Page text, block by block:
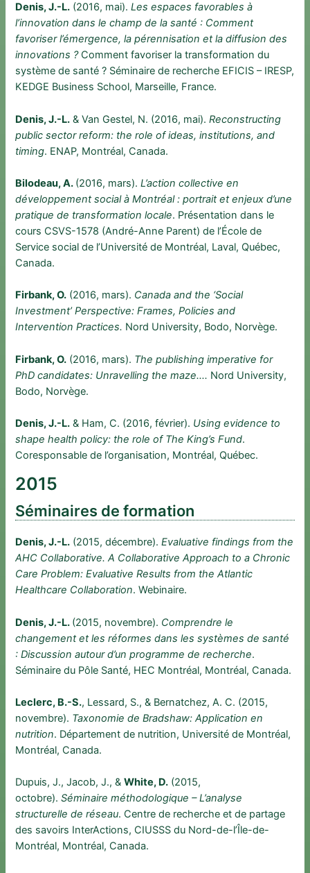
Denis, J.-L. (2016, mai).Les espaces favorables à
l’innovation dans le champ de la santé : Comment
favoriser l’émergence, la pérennisation et la diffusion des
innovations ?Comment favoriser la transformation du
système de santé ? Séminaire de recherche EFICIS – IRESP,
KEDGE Business School, Marseille, France.
Denis, J.-L. & Van Gestel, N. (2016, mai).Reconstructing
public sector reform: the role of ideas, institutions, and
timing. ENAP, Montréal, Canada.
Bilodeau, A. (2016, mars).L’action collective en
développement social à Montréal : portrait et enjeux d’une
pratique de transformation locale. Présentation dans le
cours CSVS-1578 (André-Anne Parent) de l’École de
Service social de l’Université de Montréal, Laval, Québec,
Canada.
Firbank, O. (2016, mars). Canada and the ‘Social
Investment’ Perspective: Frames, Policies and
Intervention Practices. Nord University, Bodo, Norvège.
Firbank, O. (2016, mars). The publishing imperative for
PhD candidates: Unravelling the maze…. Nord University,
Bodo, Norvège.
Denis, J.-L. & Ham, C. (2016, février). Using evidence to
shape health policy: the role of The King’s Fund.
Coresponsable de l’organisation, Montréal, Québec.
2015
Séminaires de formation
Denis, J.-L. (2015, décembre).Evaluative findings from the
AHC Collaborative. A Collaborative Approach to a Chronic
Care Problem: Evaluative Results from the Atlantic
Healthcare Collaboration. Webinaire.
Denis, J.-L. (2015, novembre). Comprendre le
changement et les réformes dans les systèmes de santé
: Discussion autour d’un programme de recherche.
Séminaire du Pôle Santé, HEC Montréal, Montréal, Canada.
Leclerc, B.-S., Lessard, S., & Bernatchez, A. C. (2015,
novembre). Taxonomie de Bradshaw: Application en
nutrition. Département de nutrition, Université de Montréal,
Montréal, Canada.
Dupuis, J., Jacob, J., &White, D. (2015,
octobre).Séminaire méthodologique – L’analyse
structurelle de réseau. Centre de recherche et de partage
des savoirs InterActions, CIUSSS du Nord-de-l’Île-de-
Montréal, Montréal, Canada.